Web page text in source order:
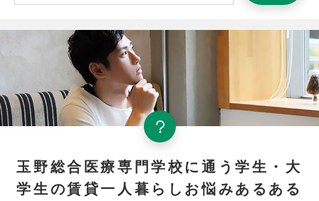
玉野総合医療専門学校に通う学生・大
学生の賃貸一人暮らしお悩みあるある